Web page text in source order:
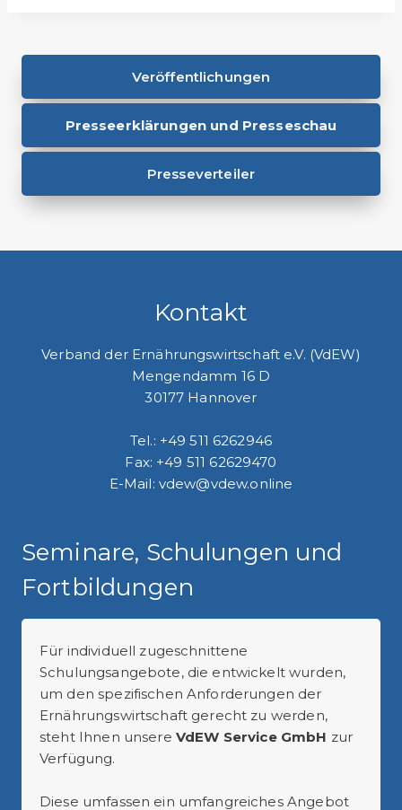
Veröffentlichungen
Presseerklärungen und Presseschau
Presseverteiler
Kontakt
Verband der Ernährungswirtschaft e.V. (VdEW)
Mengendamm 16 D
30177 Hannover
Tel.: +49 511 6262946
Fax: +49 511 62629470
E-Mail: vdew@vdew.online
Seminare, Schulungen und
Fortbildungen
Für individuell zugeschnittene
Schulungsangebote, die entwickelt wurden,
um den spezifischen Anforderungen der
Ernährungswirtschaft gerecht zu werden,
steht Ihnen unsere VdEW Service GmbH zur
Verfügung.
Diese umfassen ein umfangreiches Angebot